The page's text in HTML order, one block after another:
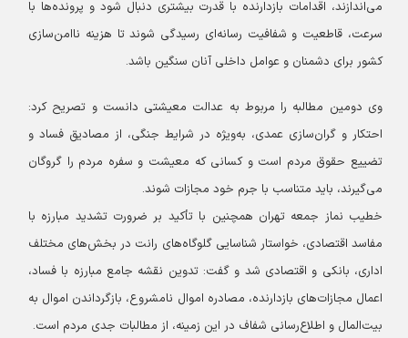
می‌اندازند، اقدامات بازدارنده با قدرت بیشتری دنبال شود و پرونده‌ها با
سرعت، قاطعیت و شفافیت رسانه‌ای رسیدگی شوند تا هزینه ناامن‌سازی
کشور برای دشمنان و عوامل داخلی آنان سنگین باشد.
وی دومین مطالبه را مربوط به عدالت معیشتی دانست و تصریح کرد:
احتکار و گران‌سازی عمدی، به‌ویژه در شرایط جنگی، از مصادیق فساد و
تضییع حقوق مردم است و کسانی که معیشت و سفره مردم را گروگان
می‌گیرند، باید متناسب با جرم خود مجازات شوند.
خطیب نماز جمعه تهران همچنین با تأکید بر ضرورت تشدید مبارزه با
مفاسد اقتصادی، خواستار شناسایی گلوگاه‌های رانت در بخش‌های مختلف
اداری، بانکی و اقتصادی شد و گفت: تدوین نقشه جامع مبارزه با فساد،
اعمال مجازات‌های بازدارنده، مصادره اموال نامشروع، بازگرداندن اموال به
بیت‌المال و اطلاع‌رسانی شفاف در این زمینه، از مطالبات جدی مردم است.